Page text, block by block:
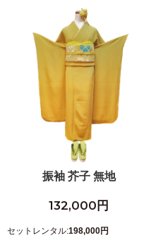
振袖 芥子 無地
132,000円
セットレンタル:198,000円